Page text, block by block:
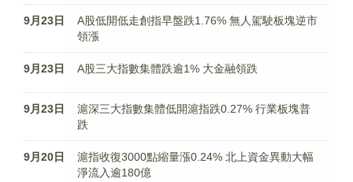
9月23日
A股低開低走創指早盤跌1.76% 無人駕駛板塊逆市
領漲
9月23日 A股三大指數集體跌逾1% 大金融領跌
9月23日
滬深三大指數集體低開滬指跌0.27% 行業板塊普
跌
9月20日
滬指收復3000點縮量漲0.24% 北上資金異動大幅
淨流入逾180億